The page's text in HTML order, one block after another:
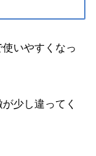
いやすくなっ
少し違ってく